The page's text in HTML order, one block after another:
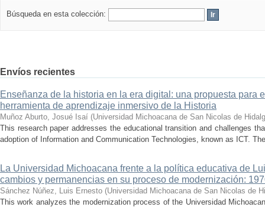
Búsqueda en esta colección:
Envíos recientes
Enseñanza de la historia en la era digital: una propuesta para
herramienta de aprendizaje inmersivo de la Historia
Muñoz Aburto, Josué Isaí (Universidad Michoacana de San Nicolas de
This research paper addresses the educational transition and challenges
adoption of Information and Communication Technologies, known as ICT.
La Universidad Michoacana frente a la política educativa de
cambios y permanencias en su proceso de modernización:
Sánchez Núñez, Luis Ernesto (Universidad Michoacana de San Nicolas de
This work analyzes the modernization process of the Universidad